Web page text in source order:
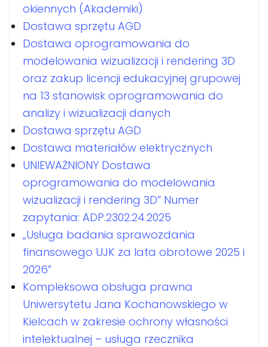
okiennych (Akademiki)
Dostawa sprzętu AGD
Dostawa oprogramowania do
modelowania wizualizacji i rendering 3D
oraz zakup licencji edukacyjnej grupowej
na 13 stanowisk oprogramowania do
analizy i wizualizacji danych
Dostawa sprzętu AGD
Dostawa materiałów elektrycznych
UNIEWAŻNIONY Dostawa
oprogramowania do modelowania
wizualizacji i rendering 3D” Numer
zapytania: ADP.2302.24.2025
„Usługa badania sprawozdania
finansowego UJK za lata obrotowe 2025 i
2026”
Kompleksowa obsługa prawna
Uniwersytetu Jana Kochanowskiego w
Kielcach w zakresie ochrony własności
intelektualnej – usługa rzecznika